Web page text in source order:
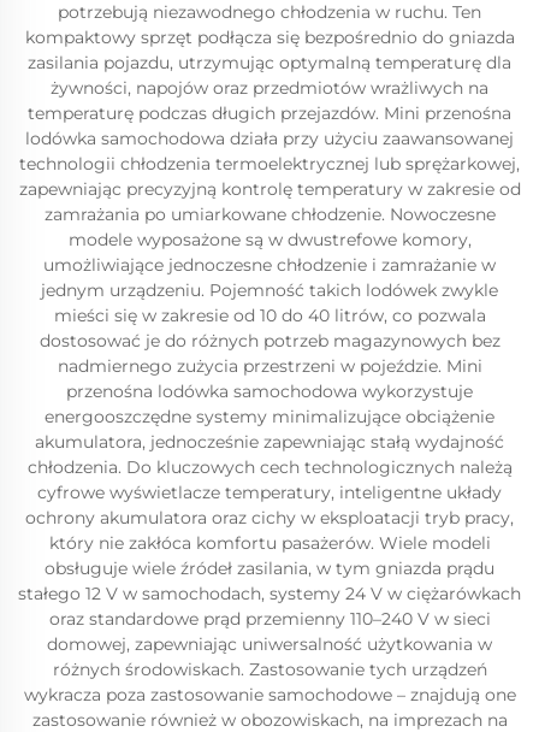
potrzebują niezawodnego chłodzenia w ruchu. Ten
kompaktowy sprzęt podłącza się bezpośrednio do gniazda
zasilania pojazdu, utrzymując optymalną temperaturę dla
żywności, napojów oraz przedmiotów wrażliwych na
temperaturę podczas długich przejazdów. Mini przenośna
lodówka samochodowa działa przy użyciu zaawansowanej
technologii chłodzenia termoelektrycznej lub sprężarkowej,
zapewniając precyzyjną kontrolę temperatury w zakresie od
zamrażania po umiarkowane chłodzenie. Nowoczesne
modele wyposażone są w dwustrefowe komory,
umożliwiające jednoczesne chłodzenie i zamrażanie w
jednym urządzeniu. Pojemność takich lodówek zwykle
mieści się w zakresie od 10 do 40 litrów, co pozwala
dostosować je do różnych potrzeb magazynowych bez
nadmiernego zużycia przestrzeni w pojeździe. Mini
przenośna lodówka samochodowa wykorzystuje
energooszczędne systemy minimalizujące obciążenie
akumulatora, jednocześnie zapewniając stałą wydajność
chłodzenia. Do kluczowych cech technologicznych należą
cyfrowe wyświetlacze temperatury, inteligentne układy
ochrony akumulatora oraz cichy w eksploatacji tryb pracy,
który nie zakłóca komfortu pasażerów. Wiele modeli
obsługuje wiele źródeł zasilania, w tym gniazda prądu
stałego 12 V w samochodach, systemy 24 V w ciężarówkach
oraz standardowe prąd przemienny 110–240 V w sieci
domowej, zapewniając uniwersalność użytkowania w
różnych środowiskach. Zastosowanie tych urządzeń
wykracza poza zastosowanie samochodowe – znajdują one
zastosowanie również w obozowiskach, na imprezach na